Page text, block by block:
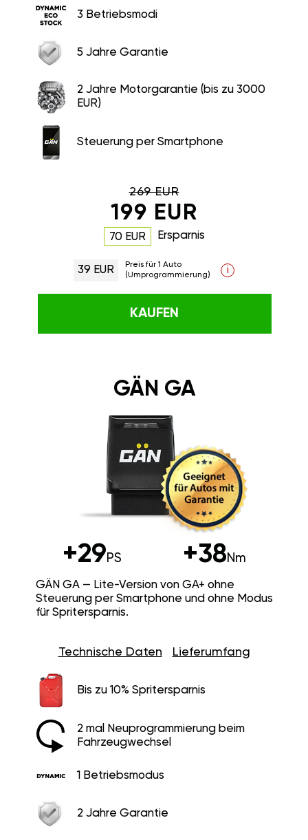
3 Betriebsmodi
5 Jahre Garantie
2 Jahre Motorgarantie (bis zu 3000
EUR)
Steuerung per Smartphone
269 EUR
199 EUR
70 EUR Ersparnis
39 EUR
Preis für 1 Auto
(Umprogrammierung)
i
KAUFEN
GÄN GA
+29PS +38Nm
GÄN GA — Lite-Version von GA+ ohne
Steuerung per Smartphone und ohne Modus
für Spritersparnis.
Technische Daten Lieferumfang
Bis zu 10% Spritersparnis
2 mal Neuprogrammierung beim
Fahrzeugwechsel
1 Betriebsmodus
2 Jahre Garantie